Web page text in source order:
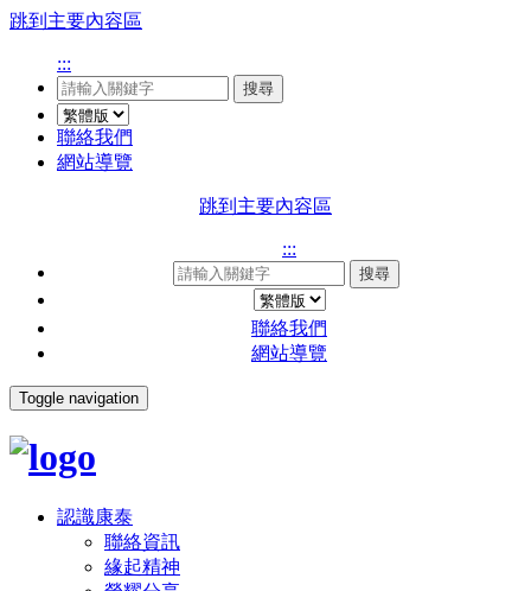
跳到主要內容區
:::
搜尋
聯絡我們
網站導覽
跳到主要內容區
:::
搜尋
聯絡我們
網站導覽
Toggle navigation
認識康泰
聯絡資訊
緣起精神